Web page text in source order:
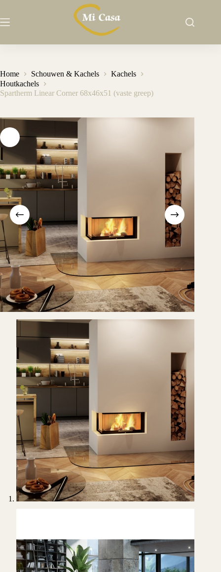
de
Home Schouwen & Kachels
Kachels
Houtkachels
Spartherm Linear Corner 68x46x51 (vaste greep)